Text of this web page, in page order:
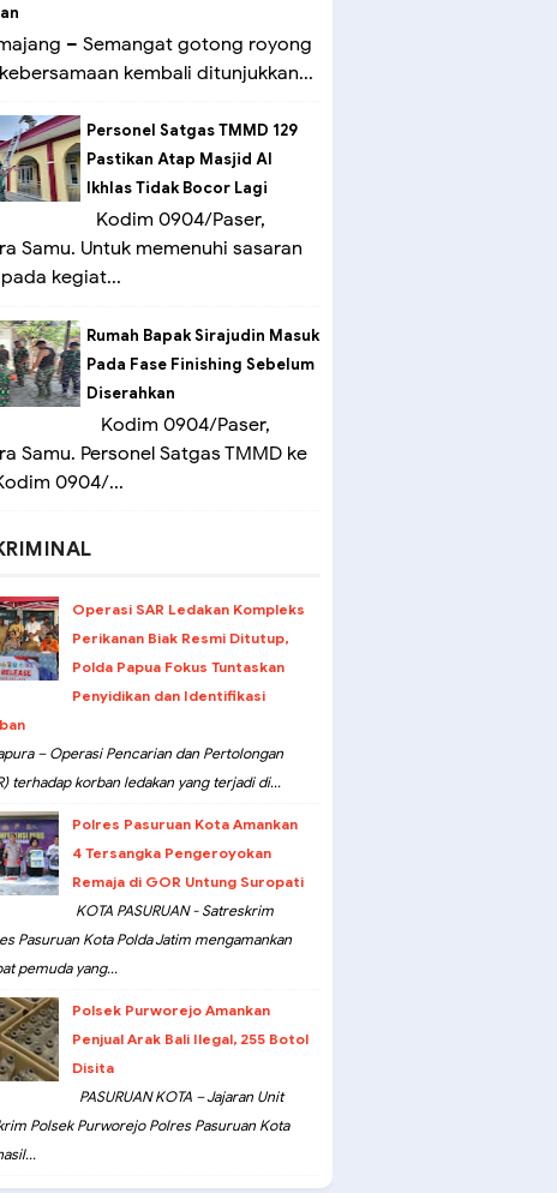
– Semangat gotong royong
kembali ditunjukkan...
Personel Satgas TMMD 129
Pastikan Atap Masjid Al
Ikhlas Tidak Bocor Lagi
Kodim 0904/Paser,
Samu. Untuk memenuhi sasaran
kegiat...
Rumah Bapak Sirajudin Masuk
Pada Fase Finishing Sebelum
Diserahkan
Kodim 0904/Paser,
Samu. Personel Satgas TMMD ke
0904/...
Operasi SAR Ledakan Kompleks
Perikanan Biak Resmi Ditutup,
Polda Papua Fokus Tuntaskan
Penyidikan dan Identifikasi
– Operasi Pencarian dan Pertolongan
terhadap korban ledakan yang terjadi di...
Polres Pasuruan Kota Amankan
4 Tersangka Pengeroyokan
Remaja di GOR Untung Suropati
KOTA PASURUAN - Satreskrim
Pasuruan Kota Polda Jatim mengamankan
pemuda yang...
Polsek Purworejo Amankan
Penjual Arak Bali Ilegal, 255 Botol
Disita
PASURUAN KOTA – Jajaran Unit
Polsek Purworejo Polres Pasuruan Kota